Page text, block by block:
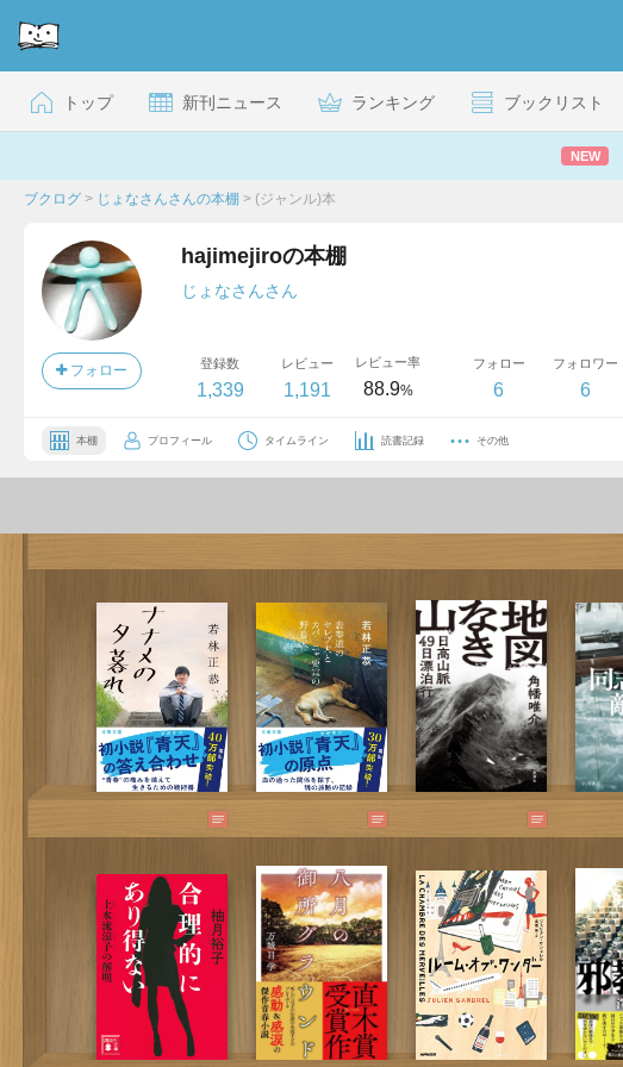
トップ 新刊ニュース ランキング ブックリスト
NEW
ブクログ > じょなさんさんの本棚 > (ジャンル)本
フォロー
hajimejiroの本棚
じょなさんさん
登録数
1,339
レビュー
1,191
レビュー率
88.9%
フォロー
6
フォロワー
6
本棚 プロフィール タイムライン 読書記録 その他